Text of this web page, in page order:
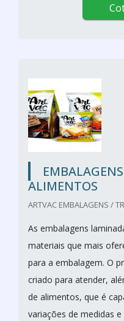
ALIMENTOS
ARTVAC EMBALAGENS /
As embalagens
materiais que mais
para a embalagem. O
criado para atender,
de alimentos, que é
variações de medidas